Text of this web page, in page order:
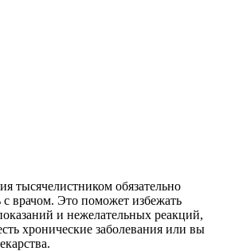
тысячелистником обязательно
с врачом. Это поможет избежать
и нежелательных реакций,
хронические заболевания или вы